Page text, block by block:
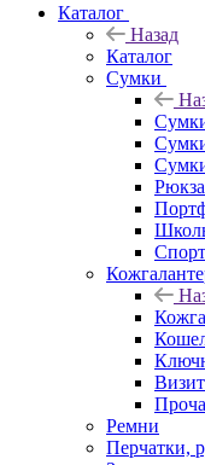
Каталог
Назад
Каталог
Сумки
Ремни
Перчатки,